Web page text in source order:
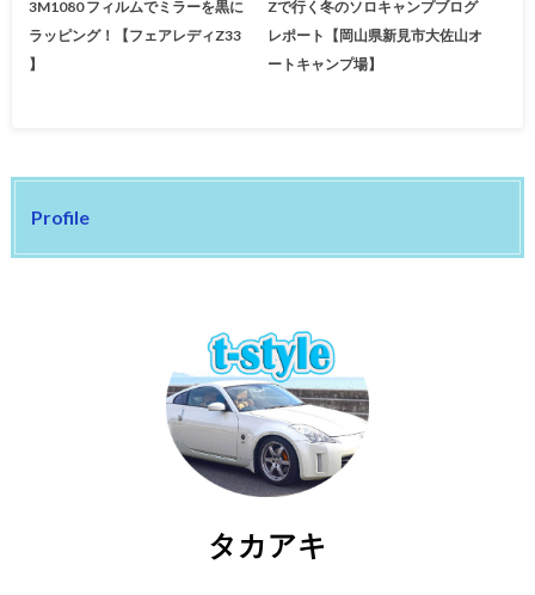
3M1080 フィルムでミラーを黒に
ラッピング！【フェアレディZ33
】
Zで行く冬のソロキャンプブログ
レポート【岡山県新見市大佐山オ
ートキャンプ場】
Profile
タカアキ